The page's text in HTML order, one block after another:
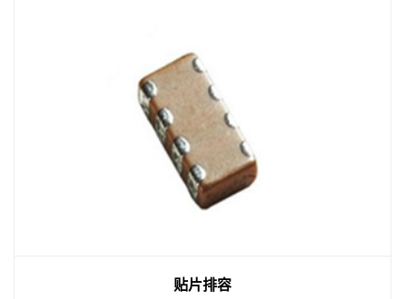
软端子电容
Soft terminal capacitance
软端电极电容可以抵抗至少3mm的boardflex,
可以灵活运用在终端系统上。这些软端电极电
容在高应力弯曲的电路板、电源供应切换和基
地台具有良好的表现力。
贴片排容